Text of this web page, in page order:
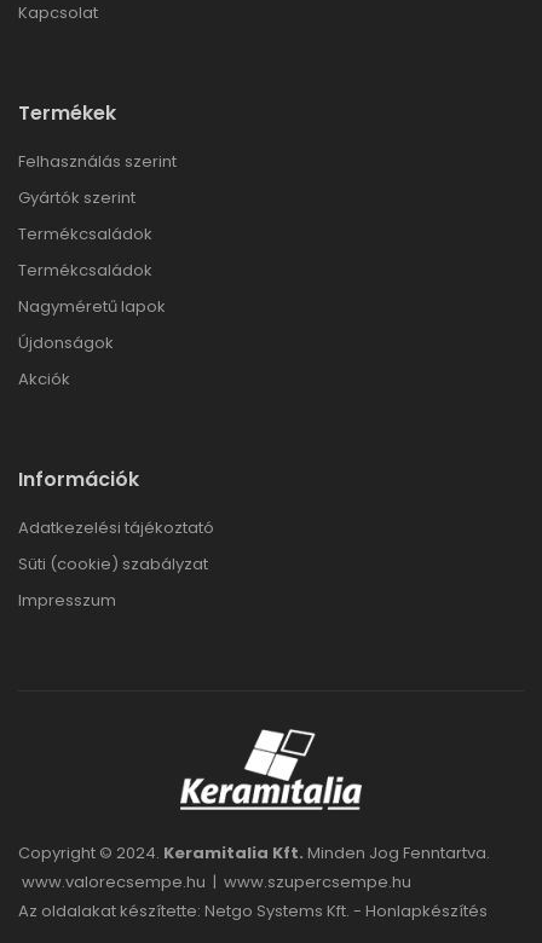
Kapcsolat
Termékek
Felhasználás szerint
Gyártók szerint
Termékcsaládok
Termékcsaládok
Nagyméretű lapok
Újdonságok
Akciók
Információk
Adatkezelési tájékoztató
Süti (cookie) szabályzat
Impresszum
Copyright © 2024. Keramitalia Kft. Minden Jog Fenntartva.
www.valorecsempe.hu | www.szupercsempe.hu
Az oldalakat készítette: Netgo Systems Kft. - Honlapkészítés